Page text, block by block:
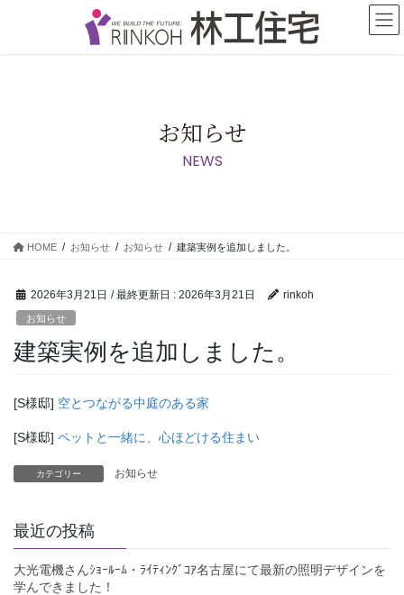
お知らせ
NEWS
HOME お知らせ お知らせ 建築実例を追加しました。
2026年3月21日 / 最終更新日 : 2026年3月21日 rinkoh
お知らせ
建築実例を追加しました。
[S様邸] 空とつながる中庭のある家
[S様邸] ペットと一緒に、心ほどける住まい
カテゴリー お知らせ
最近の投稿
大光電機さんｼｮｰﾙｰﾑ・ﾗｲﾃｨﾝｸﾞｺｱ名古屋にて最新の照明デザインを
学んできました！